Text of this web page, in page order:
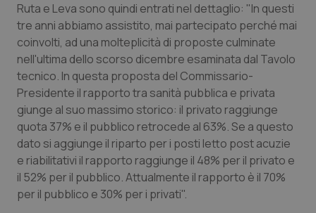
Lombardia
Marche
Molise
Piemonte
Provincia Autonoma di Bolzano
Provincia Autonoma di Trento
Dolore
Donna & Salute
Epatiti
HIV
Infezioni & Febbre
Ipertensione & Scompenso
Ruta e Leva sono quindi entrati nel dettaglio: "In questi
tre anni abbiamo assistito, mai partecipato perché mai
coinvolti, ad una molteplicità di proposte culminate
nell'ultima dello scorso dicembre esaminata dal Tavolo
tecnico. In questa proposta del Commissario-
Presidente il rapporto tra sanità pubblica e privata
giunge al suo massimo storico: il privato raggiunge
quota 37% e il pubblico retrocede al 63%. Se a questo
dato si aggiunge il riparto per i posti letto post acuzie
e riabilitativi il rapporto raggiunge il 48% per il privato e
il 52% per il pubblico. Attualmente il rapporto è il 70%
per il pubblico e 30% per i privati".